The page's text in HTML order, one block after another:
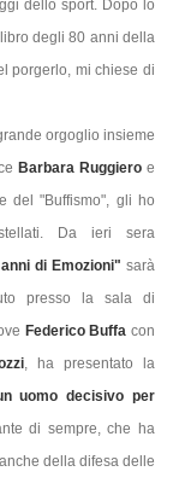
dello sport. Dopo lo
degli 80 anni della
porgerlo, mi chiese di
orgoglio insieme
Barbara Ruggieroe
del "Buffismo", gli ho
Da ieri sera
di Emozioni" sarà
presso la sala di
Federico Buffa con
, ha presentato la
uomo decisivo per
di sempre, che ha
della difesa delle